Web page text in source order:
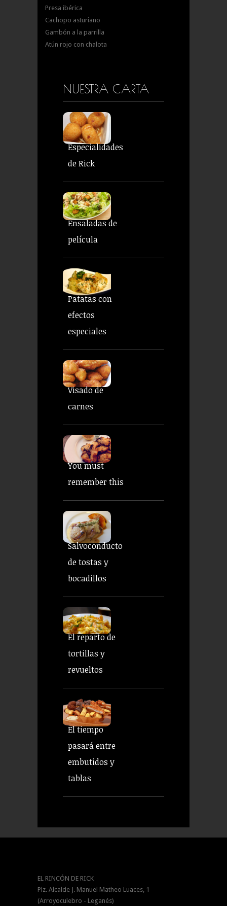
Presa ibérica
Cachopo asturiano
Gambón a la parrilla
Atún rojo con chalota
NUESTRA CARTA
Especialidades
de Rick
Ensaladas de
película
Patatas con
efectos
especiales
Visado de
carnes
You must
remember this
Salvoconducto
de tostas y
bocadillos
El reparto de
tortillas y
revueltos
El tiempo
pasará entre
embutidos y
tablas
EL RINCÓN DE RICK
Plz. Alcalde J. Manuel Matheo Luaces, 1
(Arroyoculebro - Leganés)